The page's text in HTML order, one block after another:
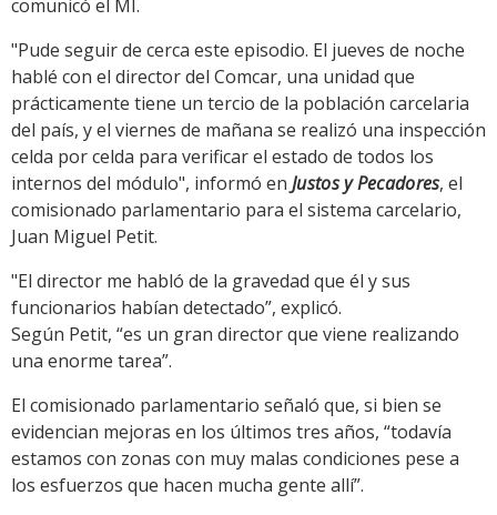
comunicó el MI.
"Pude seguir de cerca este episodio. El jueves de noche
hablé con el director del Comcar, una unidad que
prácticamente tiene un tercio de la población carcelaria
del país, y el viernes de mañana se realizó una inspección
celda por celda para verificar el estado de todos los
internos del módulo", informó en Justos y Pecadores, el
comisionado parlamentario para el sistema carcelario,
Juan Miguel Petit.
"El director me habló de la gravedad que él y sus
funcionarios habían detectado”, explicó.
Según Petit, “es un gran director que viene realizando
una enorme tarea”.
El comisionado parlamentario señaló que, si bien se
evidencian mejoras en los últimos tres años, “todavía
estamos con zonas con muy malas condiciones pese a
los esfuerzos que hacen mucha gente allí”.